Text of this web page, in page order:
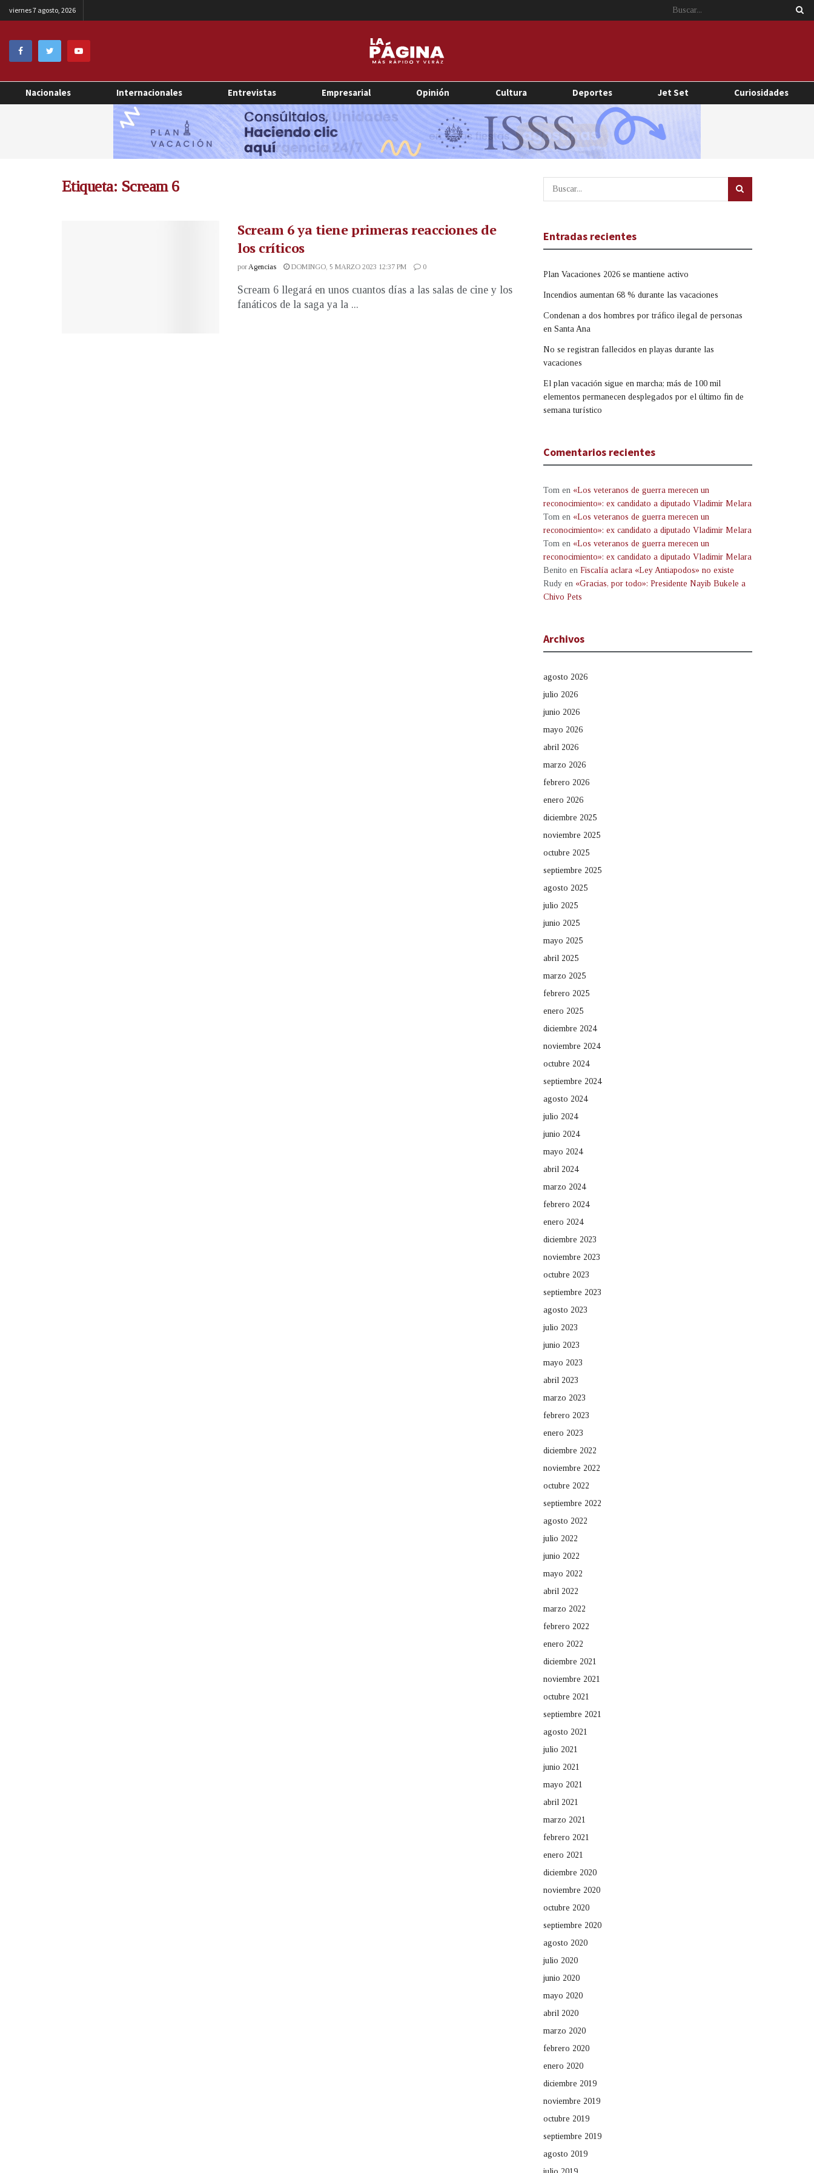
viernes 7 agosto, 2026
Nacionales Internacionales Entrevistas Empresarial Opinión Cultura Deportes Jet Set Curiosidades
Etiqueta: Scream 6
Scream 6 ya tiene primeras reacciones de
los críticos
porAgencias DOMINGO, 5 MARZO 2023 12:37 PM 0
Scream 6 llegará en unos cuantos días a las salas de cine y los
fanáticos de la saga ya la ...
Entradas recientes
Plan Vacaciones 2026 se mantiene activo
Incendios aumentan 68 % durante las vacaciones
Condenan a dos hombres por tráfico ilegal de personas
en Santa Ana
No se registran fallecidos en playas durante las
vacaciones
El plan vacación sigue en marcha; más de 100 mil
elementos permanecen desplegados por el último fin de
semana turístico
Comentarios recientes
Tom en «Los veteranos de guerra merecen un
reconocimiento»: ex candidato a diputado Vladimir Melara
Tom en «Los veteranos de guerra merecen un
reconocimiento»: ex candidato a diputado Vladimir Melara
Tom en «Los veteranos de guerra merecen un
reconocimiento»: ex candidato a diputado Vladimir Melara
Benito en Fiscalía aclara «Ley Antiapodos» no existe
Rudy en «Gracias, por todo»: Presidente Nayib Bukele a
Chivo Pets
Archivos
agosto 2026
julio 2026
junio 2026
mayo 2026
abril 2026
marzo 2026
febrero 2026
enero 2026
diciembre 2025
noviembre 2025
octubre 2025
septiembre 2025
agosto 2025
julio 2025
junio 2025
mayo 2025
abril 2025
marzo 2025
febrero 2025
enero 2025
diciembre 2024
noviembre 2024
octubre 2024
septiembre 2024
agosto 2024
julio 2024
junio 2024
mayo 2024
abril 2024
marzo 2024
febrero 2024
enero 2024
diciembre 2023
noviembre 2023
octubre 2023
septiembre 2023
agosto 2023
julio 2023
junio 2023
mayo 2023
abril 2023
marzo 2023
febrero 2023
enero 2023
diciembre 2022
noviembre 2022
octubre 2022
septiembre 2022
agosto 2022
julio 2022
junio 2022
mayo 2022
abril 2022
marzo 2022
febrero 2022
enero 2022
diciembre 2021
noviembre 2021
octubre 2021
septiembre 2021
agosto 2021
julio 2021
junio 2021
mayo 2021
abril 2021
marzo 2021
febrero 2021
enero 2021
diciembre 2020
noviembre 2020
octubre 2020
septiembre 2020
agosto 2020
julio 2020
junio 2020
mayo 2020
abril 2020
marzo 2020
febrero 2020
enero 2020
diciembre 2019
noviembre 2019
octubre 2019
septiembre 2019
agosto 2019